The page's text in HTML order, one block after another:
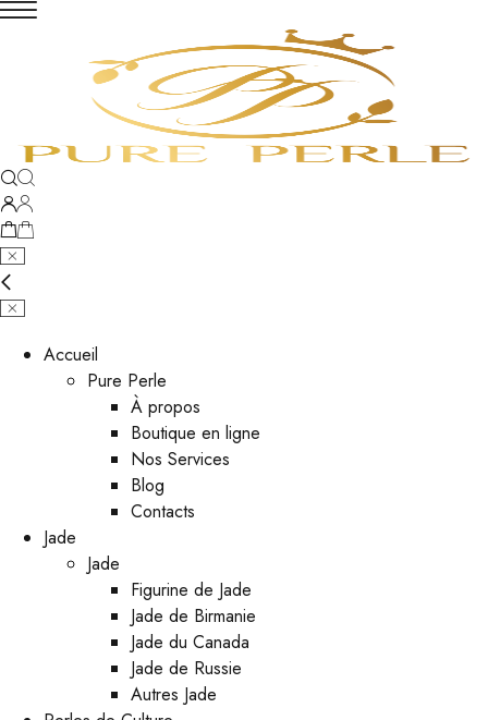
Accueil
Pure Perle
À propos
Boutique en ligne
Nos Services
Blog
Contacts
Jade
Jade
Figurine de Jade
Jade de Birmanie
Jade du Canada
Jade de Russie
Autres Jade